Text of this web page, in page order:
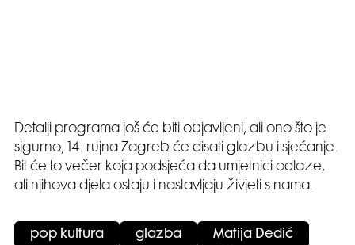
Detalji programa još će biti objavljeni, ali ono što je
sigurno, 14. rujna Zagreb će disati glazbu i sjećanje.
Bit će to večer koja podsjeća da umjetnici odlaze,
ali njihova djela ostaju i nastavljaju živjeti s nama.
pop kultura glazba Matija Dedić